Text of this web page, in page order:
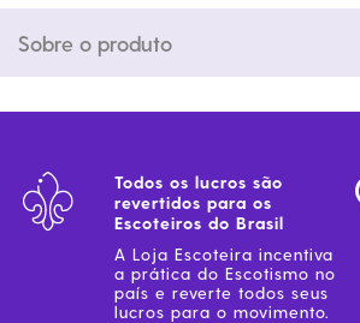
Sobre o produto
Todos os lucros são
revertidos para os
Escoteiros do Brasil
A Loja Escoteira incentiva
a prática do Escotismo no
país e reverte todos seus
lucros para o movimento.